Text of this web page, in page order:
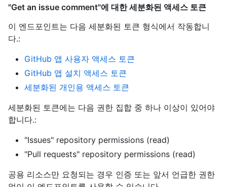
"Get an issue comment"에 대한 세분화된 액세스 토큰
이 엔드포인트는 다음 세분화된 토큰 형식에서 작동합니
다.:
GitHub 앱 사용자 액세스 토큰
GitHub 앱 설치 액세스 토큰
세분화된 개인용 액세스 토큰
세분화된 토큰에는 다음 권한 집합 중 하나 이상이 있어야
합니다.:
"Issues" repository permissions (read)
"Pull requests" repository permissions (read)
공용 리소스만 요청되는 경우 인증 또는 앞서 언급한 권한